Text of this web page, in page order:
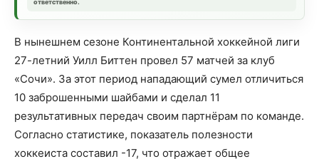
ответственно.
В нынешнем сезоне Континентальной хоккейной лиги
27-летний Уилл Биттен провел 57 матчей за клуб
«Сочи». За этот период нападающий сумел отличиться
10 заброшенными шайбами и сделал 11
результативных передач своим партнёрам по команде.
Согласно статистике, показатель полезности
хоккеиста составил -17, что отражает общее